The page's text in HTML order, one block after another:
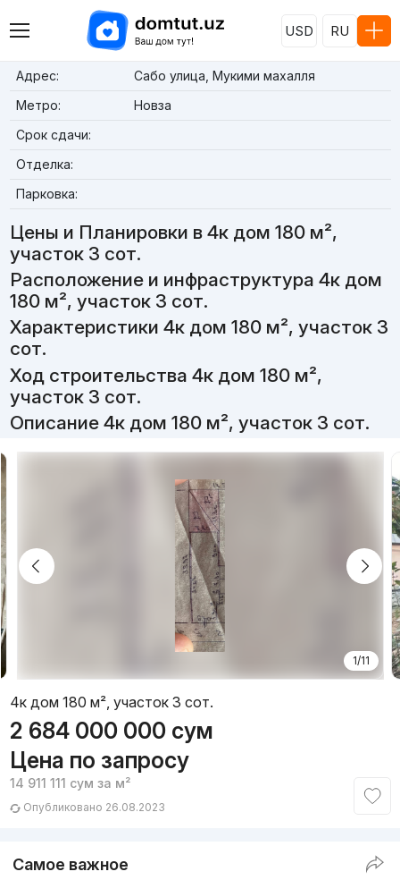
USD RU
Адрес:
Сабо улица, Мукими махалля
Метро:
Новза
Срок сдачи:
Отделка:
Парковка:
Цены и Планировки в 4к дом 180 м²,
участок 3 сот.
Расположение и инфраструктура 4к дом
180 м², участок 3 сот.
Характеристики 4к дом 180 м², участок 3
сот.
Ход строительства 4к дом 180 м²,
участок 3 сот.
Описание 4к дом 180 м², участок 3 сот.
1/11
4к дом 180 м², участок 3 сот.
2 684 000 000 сум
Цена по запросу
14 911 111 сум за м²
Опубликовано 26.08.2023
Самое важное